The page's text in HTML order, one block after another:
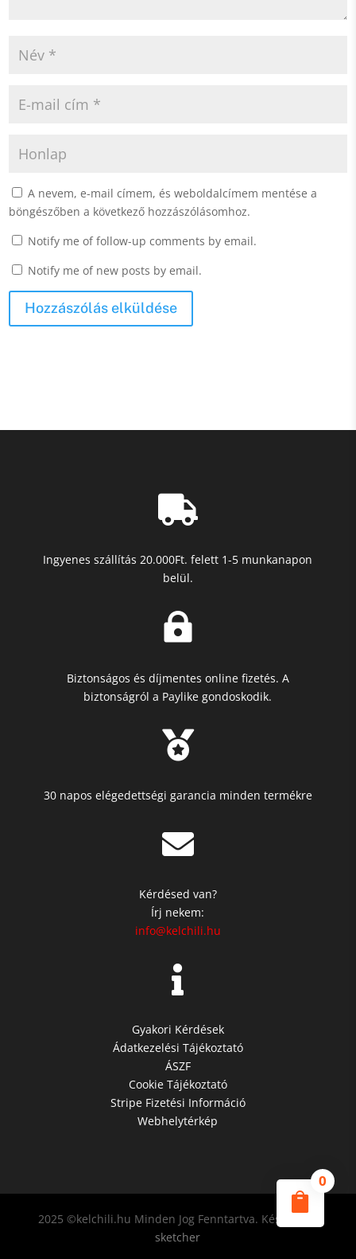

0
A nevem, e-mail címem, és weboldalcímem mentése a
böngészőben a következő hozzászólásomhoz.
Notify me of follow-up comments by email.
Notify me of new posts by email.
Hozzászólás elküldése

Ingyenes szállítás 20.000Ft. felett 1-5 munkanapon
belül.

Biztonságos és díjmentes online fizetés. A
biztonságról a Paylike gondoskodik.

30 napos elégedettségi garancia minden termékre

Kérdésed van?
Írj nekem:
info@kelchili.hu

Gyakori Kérdések
Ádatkezelési Tájékoztató
ÁSZF
Cookie Tájékoztató
Stripe Fizetési Információ
Webhelytérkép
2025 ©kelchili.hu Minden Jog Fenntartva. Készítette:
sketcher